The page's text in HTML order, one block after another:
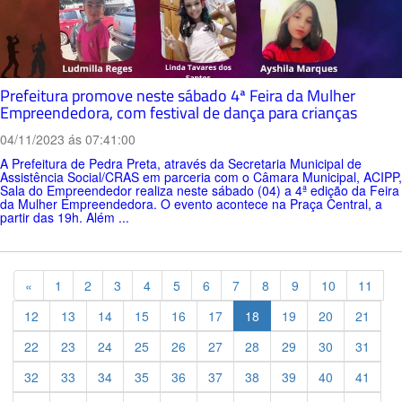
Prefeitura promove neste sábado 4ª Feira da Mulher
Empreendedora, com festival de dança para crianças
04/11/2023 ás 07:41:00
A Prefeitura de Pedra Preta, através da Secretaria Municipal de
Assistência Social/CRAS em parceria com o Câmara Municipal, ACIPP,
Sala do Empreendedor realiza neste sábado (04) a 4ª edição da Feira
da Mulher Empreendedora. O evento acontece na Praça Central, a
partir das 19h. Além ...
« Previous
1 2 3 4 5 6 7 8 9 10
11
12
13 14 15 16 17 18 19 20
21
22
23 24 25 26 27 28 29 30
31
32
33 34 35 36 37 38 39 40
41